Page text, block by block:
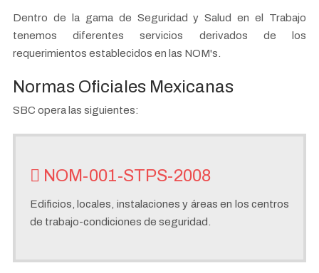
Dentro de la gama de Seguridad y Salud en el Trabajo
tenemos diferentes servicios derivados de los
requerimientos establecidos en las NOM's.
Normas Oficiales Mexicanas
SBC opera las siguientes:
NOM-001-STPS-2008
Edificios, locales, instalaciones y áreas en los centros
de trabajo-condiciones de seguridad.